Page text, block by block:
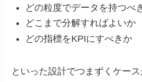
どの粒度でデータを持つべ
どこまで分解すればよいか
どの指標をKPIにすべきか
といった設計でつまずくケー